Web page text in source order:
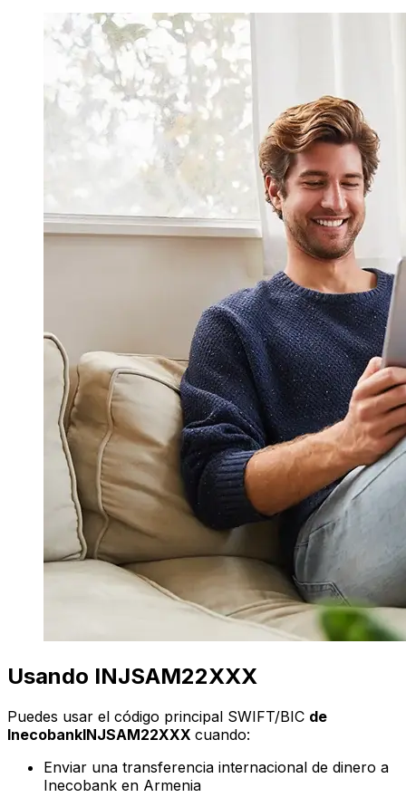
Usando INJSAM22XXX
Puedes usar el código principal SWIFT/BIC de
InecobankINJSAM22XXX cuando:
Enviar una transferencia internacional de dinero a
Inecobank en Armenia